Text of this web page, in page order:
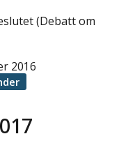
(Debatt om
2016